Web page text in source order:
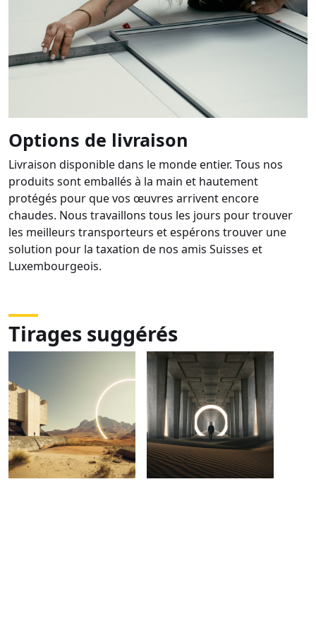
Options de livraison
Livraison disponible dans le monde entier. Tous nos
produits sont emballés à la main et hautement
protégés pour que vos œuvres arrivent encore
chaudes. Nous travaillons tous les jours pour trouver
les meilleurs transporteurs et espérons trouver une
solution pour la taxation de nos amis Suisses et
Luxembourgeois.
Tirages suggérés
DSC06752_ARCHIVEDSC06388